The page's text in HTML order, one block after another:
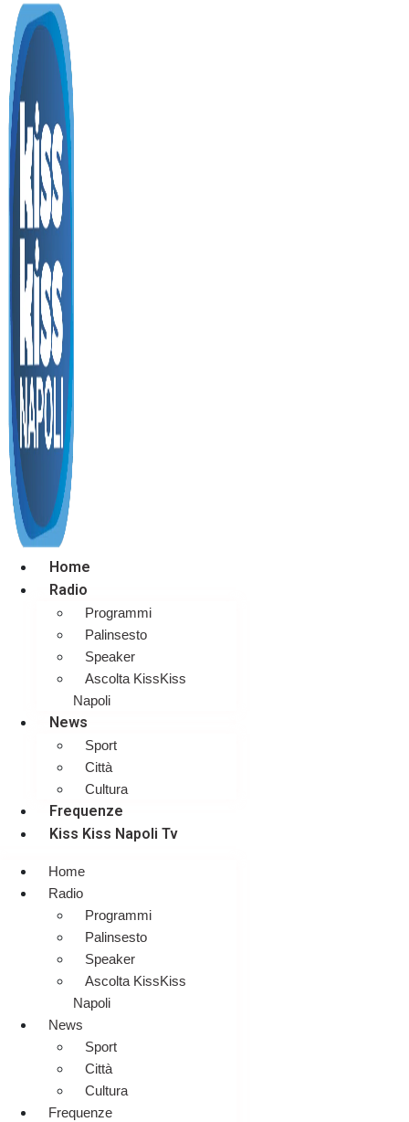
Home
Radio
Programmi
Palinsesto
Speaker
Ascolta KissKiss
Napoli
News
Sport
Città
Cultura
Frequenze
Kiss Kiss Napoli Tv
Home
Radio
Programmi
Palinsesto
Speaker
Ascolta KissKiss
Napoli
News
Sport
Città
Cultura
Frequenze